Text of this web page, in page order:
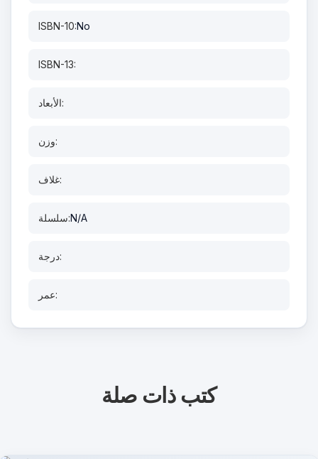
ISBN-10:No
ISBN-13:
الأبعاد:
وزن:
غلاف:
سلسلة:N/A
درجة:
عمر:
كتب ذات صلة